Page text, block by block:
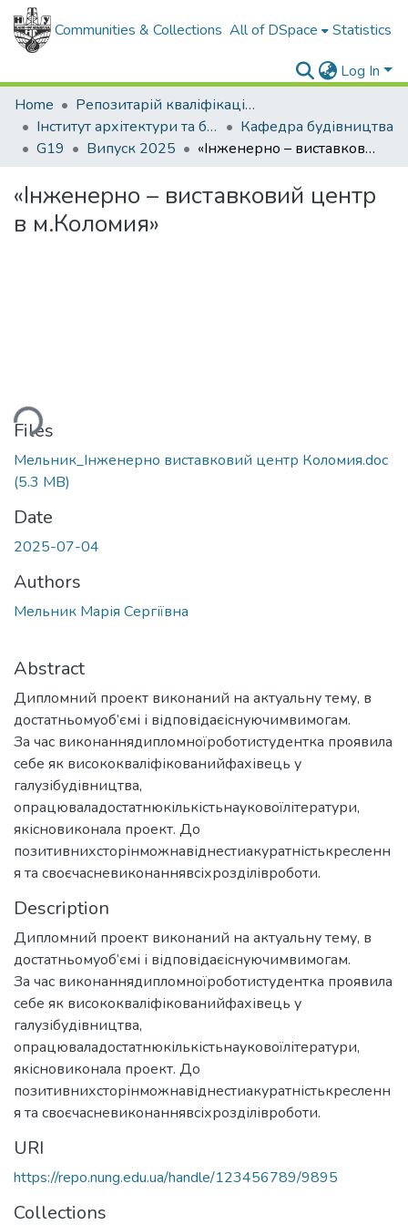
Communities & Collections All of DSpace Statistics
Log In
Home
Репозитарій кваліфікаційних робіт здобувачів вищої освіти
Інститут архітектури та будівництва "ІФНТУНГ-ДонНАБА"
Кафедра будівництва
G19
Випуск 2025 «Інженерно – виставковий центр в м.Коломия»
«Інженерно – виставковий центр
в м.Коломия»
Files
Мельник_Інженерно виставковий центр Коломия.doc
(5.3 MB)
Date
2025-07-04
Authors
Мельник Марія Сергіївна
Abstract
Дипломний проект виконаний на актуальну тему, в
достатньомуоб’ємі і відповідаєіснуючимвимогам.
За час виконаннядипломноїроботистудентка проявила
себе як висококваліфікованийфахівець у
галузібудівництва,
опрацюваладостатнюкількістьнауковоїлітератури,
якісновиконала проект. До
позитивнихсторінможнавіднестиакуратністькресленн
я та своєчасневиконаннявсіхрозділівроботи.
Description
Дипломний проект виконаний на актуальну тему, в
достатньомуоб’ємі і відповідаєіснуючимвимогам.
За час виконаннядипломноїроботистудентка проявила
себе як висококваліфікованийфахівець у
галузібудівництва,
опрацюваладостатнюкількістьнауковоїлітератури,
якісновиконала проект. До
позитивнихсторінможнавіднестиакуратністькресленн
я та своєчасневиконаннявсіхрозділівроботи.
URI
https://repo.nung.edu.ua/handle/123456789/9895
Collections